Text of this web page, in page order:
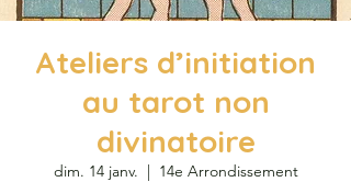
Ateliers d’initiation
au tarot non
divinatoire
dim. 14 janv.
  |
14e Arrondissement